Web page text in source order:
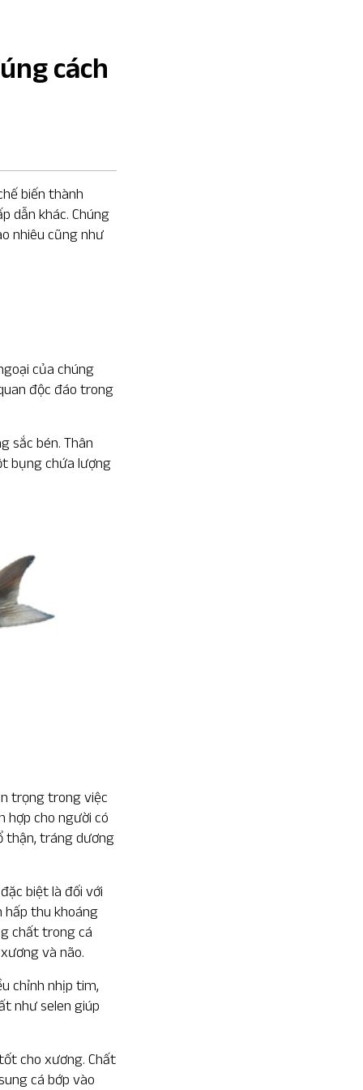
cách
biến thành
dẫn khác. Chúng
nhiêu cũng như
của chúng
độc đáo trong
sắc bén. Thân
bụng chứa lượng
trọng trong việc
hợp cho người có
thận, tráng dương
biệt là đối với
hấp thu khoáng
chất trong cá
và não.
chỉnh nhịp tim,
như selen giúp
cho xương. Chất
cá bớp vào